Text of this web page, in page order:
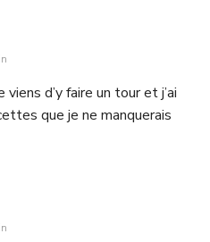
d’y faire un tour et j’ai
que je ne manquerais